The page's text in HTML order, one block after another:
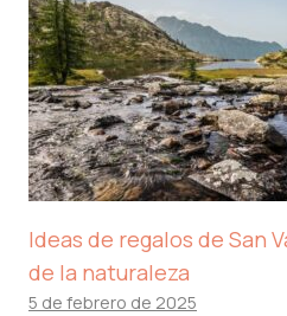
Ideas de regalos de San
de la naturaleza
5 de febrero de 2025